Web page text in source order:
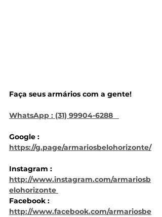
Faça seus armários com a gente!
WhatsApp : (31) 99904-6288
Google :
https://g.page/armariosbelohorizonte/
Instagram :
http://www.instagram.com/armariosb
elohorizonte
Facebook :
http://www.facebook.com/armariosbe